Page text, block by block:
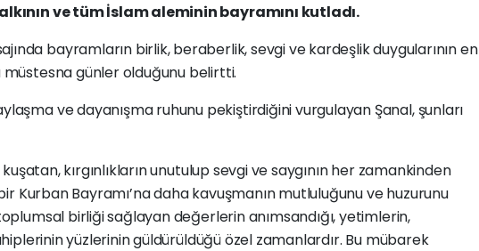
ve tüm İslam aleminin bayramını kutladı.
bayramların birlik, beraberlik, sevgi ve kardeşlik duygularının en
müstesna günler olduğunu belirtti.
ve dayanışma ruhunu pekiştirdiğini vurgulayan Şanal, şunları
kırgınlıkların unutulup sevgi ve saygının her zamankinden
Kurban Bayramı’na daha kavuşmanın mutluluğunu ve huzurunu
birliği sağlayan değerlerin anımsandığı, yetimlerin,
yüzlerinin güldürüldüğü özel zamanlardır. Bu mübarek